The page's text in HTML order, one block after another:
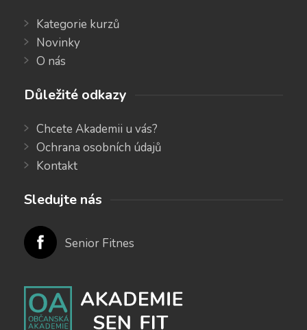
Kategorie kurzů
Novinky
O nás
Důležité odkazy
Chcete Akademii u vás?
Ochrana osobních údajů
Kontakt
Sledujte nás
Senior Fitnes